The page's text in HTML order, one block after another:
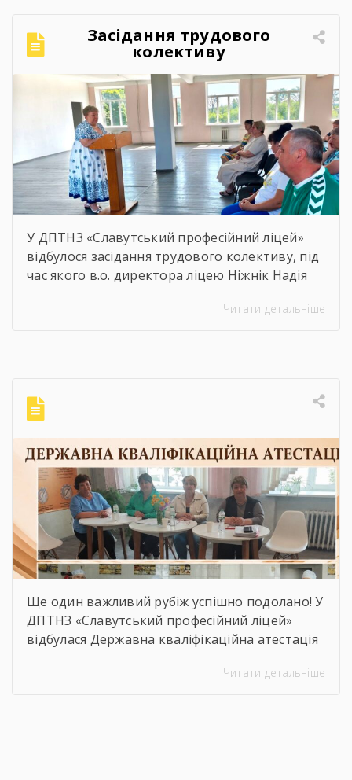
відволіктися від буденності […]
Засідання трудового
колективу
У ДПТНЗ «Славутський професійний ліцей»
відбулося засідання трудового колективу, під
час якого в.о. директора ліцею Ніжнік Надія
діяльність закладу за 2025/2026 навчальний
розвитку ліцею.Особливо приємною
частиною зустрічі стало відзначення
працівників ліцею грамотами та подяками
[…]
Читати детальніше
Ще один важливий рубіж успішно подолано! У
ДПТНЗ «Славутський професійний ліцей»
відбулася Державна кваліфікаційна атестація
Кондитер». За кожною стравою, кожним
Читати детальніше